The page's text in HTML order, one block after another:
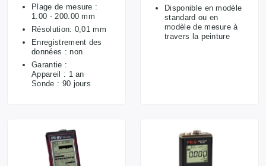
Plage de mesure :
1.00 - 200.00 mm
Résolution: 0,01 mm
Enregistrement des
données : non
Garantie :
Appareil : 1 an
Sonde : 90 jours
Disponible en modèle
standard ou en
modèle de mesure à
travers la peinture